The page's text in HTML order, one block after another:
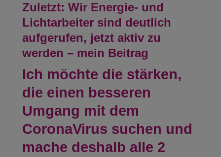
Zuletzt: Wir Energie- und
Lichtarbeiter sind deutlich
aufgerufen, jetzt aktiv zu
werden – mein Beitrag
Ich möchte die stärken,
die einen besseren
Umgang mit dem
CoronaVirus suchen und
mache deshalb alle 2